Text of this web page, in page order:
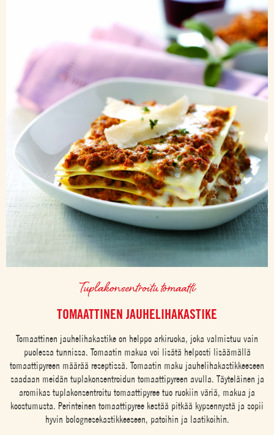
Tuplakonsentroitu tomaatti
TOMAATTINEN JAUHELIHAKASTIKE
Tomaattinen jauhelihakastike on helppo arkiruoka, joka valmistuu vain
puolessa tunnissa. Tomaatin makua voi lisätä helposti lisäämällä
tomaattipyreen määrää reseptissä. Tomaatin maku jauhelihakastikkeeseen
saadaan meidän tuplakonsentroidun tomaattipyreen avulla. Täyteläinen ja
aromikas tuplakonsentroitu tomaattipyree tuo ruokiin väriä, makua ja
koostumusta. Perinteinen tomaattipyree kestää pitkää kypsennystä ja sopii
hyvin bolognesekastikkeeseen, patoihin ja laatikoihin.